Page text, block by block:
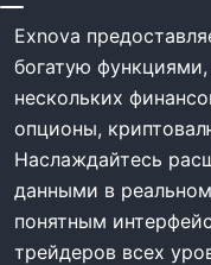
Exnova
богатую
нескольких
опционы,
Наслаждайтесь
данными в
понятным
трейдеров всех